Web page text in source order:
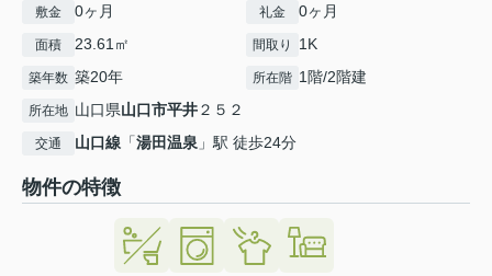
敷金 0ヶ月 礼金 0ヶ月
面積 23.61㎡ 間取り 1K
築年数 築20年 所在階 1階/2階建
所在地 山口県山口市平井２５２
交通 山口線 「湯田温泉 」駅 徒歩24分
物件の特徴